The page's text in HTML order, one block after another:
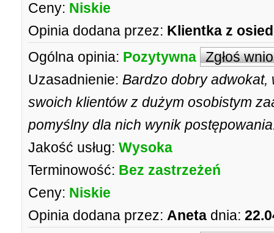
Ceny: Niskie
Opinia dodana przez: Klientka z
Ogólna opinia: Pozytywna Zgłoś
Uzasadnienie: Bardzo dobry adwokat,
swoich klientów z dużym osobistym
pomyślny dla nich wynik
Jakość usług: Wysoka
Terminowość: Bez zastrzeżeń
Ceny: Niskie
Opinia dodana przez: Aneta dnia: